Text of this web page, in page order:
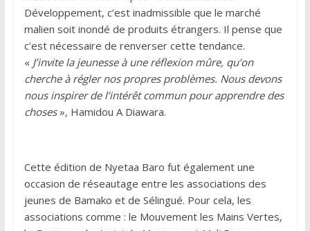
Développement, c’est inadmissible que le marché
malien soit inondé de produits étrangers. Il pense que
c’est nécessaire de renverser cette tendance.
« J’invite la jeunesse à une réflexion mûre, qu’on
cherche à régler nos propres problèmes. Nous devons
nous inspirer de l’intérêt commun pour apprendre des
choses », Hamidou A Diawara.
Cette édition de Nyetaa Baro fut également une
occasion de réseautage entre les associations des
jeunes de Bamako et de Sélingué. Pour cela, les
associations comme : le Mouvement les Mains Vertes,